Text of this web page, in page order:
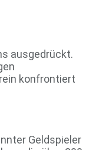
ausgedrückt.
konfrontiert
Geldspieler